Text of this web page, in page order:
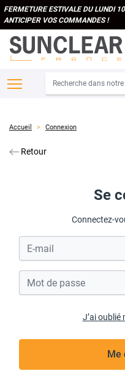
FERMETURE ESTIVALE DU LUNDI
ANTICIPER VOS COMMANDES !
Accueil Connexion
Retour
Se
Connectez-
J’ai oublié
Me